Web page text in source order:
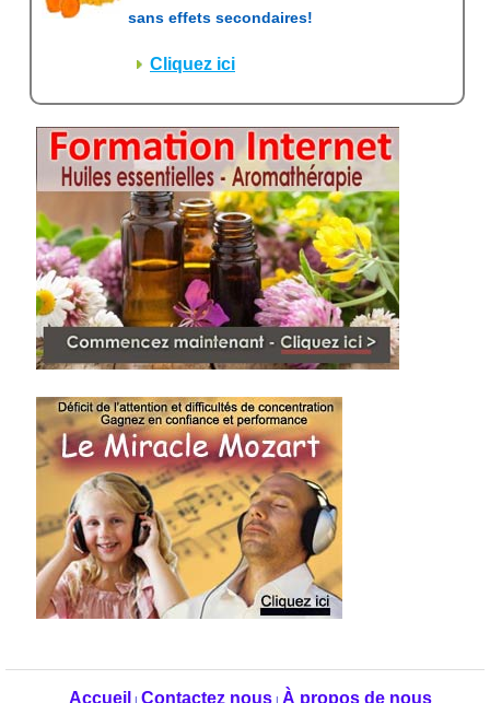
sans effets secondaires!
Cliquez ici
Accueil | Contactez nous | À propos de nous